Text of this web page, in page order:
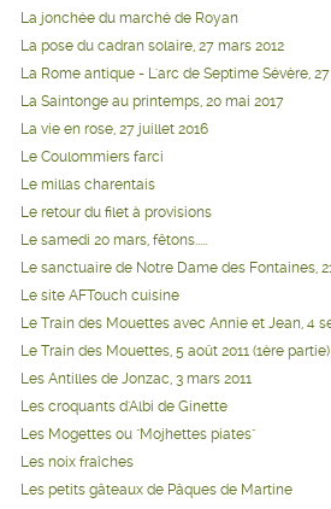
La jonchée du marché de Royan
La pose du cadran solaire, 27 mars 2012
La Rome antique - L'arc de Septime Sévère,
La Saintonge au printemps, 20 mai 2017
La vie en rose, 27 juillet 2016
Le Coulommiers farci
Le millas charentais
Le retour du filet à provisions
Le samedi 20 mars, fêtons.....
Le sanctuaire de Notre Dame des Fontaines,
Le site AFTouch cuisine
Le Train des Mouettes avec Annie et Jean, 4
Le Train des Mouettes, 5 août 2011 (1ère partie)
Les Antilles de Jonzac, 3 mars 2011
Les croquants d'Albi de Ginette
Les Mogettes ou "Mojhettes piates"
Les noix fraîches
Les petits gâteaux de Pâques de Martine